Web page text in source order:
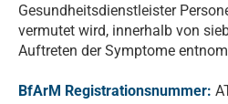
Gesundheitsdienstleister
vermutet wird, innerhalb von
Auftreten der Symptome
BfArM Registrationsnummer: